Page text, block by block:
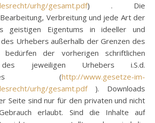
urhg/gesamt.pdf) . Die
Verbreitung und jede Art der
geistigen Eigentums in ideeller und
Urhebers außerhalb der Grenzen des
bedürfen der vorherigen schriftlichen
des jeweiligen Urhebers i.S.d.
(http://www.gesetze-im-
urhg/gesamt.pdf). Downloads
Seite sind nur für den privaten und nicht
erlaubt. Sind die Inhalte auf